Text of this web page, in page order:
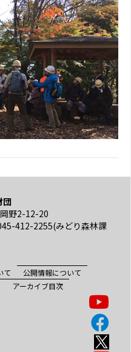
団
野2-12-20
412-2255(みどり森林課
て
公開情報について
アーカイブ目次